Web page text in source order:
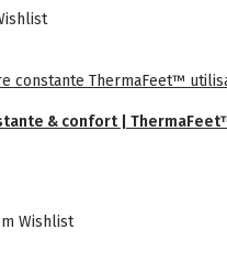
& confort |
Wishlist